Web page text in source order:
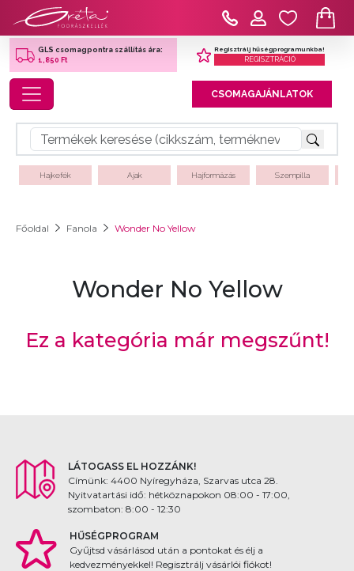
GLS csomagpontra szállítás ára:
1,850 Ft
Regisztrálj hűségprogramunkba!
REGISZTRÁCIÓ
Toggle navigation CSOMAGAJÁNLATOK
Hajkefék Ajak Hajformázás Szempilla
Főoldal Fanola Wonder No Yellow
Wonder No Yellow
Ez a kategória már megszűnt!
LÁTOGASS EL HOZZÁNK!
Címünk: 4400 Nyíregyháza, Szarvas utca 28.
Nyitvatartási idő: hétköznapokon 08:00 - 17:00,
szombaton: 8:00 - 12:30
HŰSÉGPROGRAM
Gyűjtsd vásárlásod után a pontokat és élj a
kedvezményekkel! Regisztrálj vásárlói fiókot!